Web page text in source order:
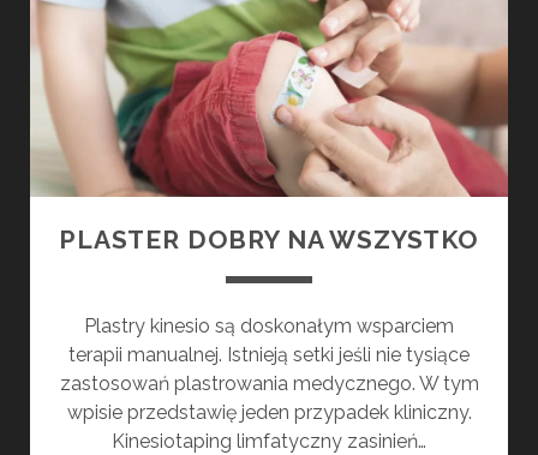
PLASTER DOBRY NA WSZYSTKO
Plastry kinesio są doskonałym wsparciem
terapii manualnej. Istnieją setki jeśli nie tysiące
zastosowań plastrowania medycznego. W tym
wpisie przedstawię jeden przypadek kliniczny.
Kinesiotaping limfatyczny zasinień…